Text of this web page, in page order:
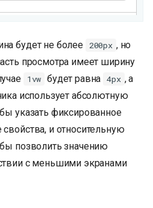
будет не более 200px , но
просмотра имеет ширину
1vw будет равна 4px , а
использует абсолютную
указать фиксированное
и относительную
позволить значению
с меньшими экранами